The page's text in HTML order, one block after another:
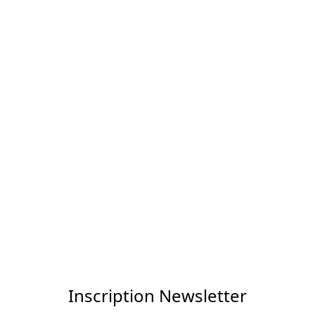
Inscription Newsletter